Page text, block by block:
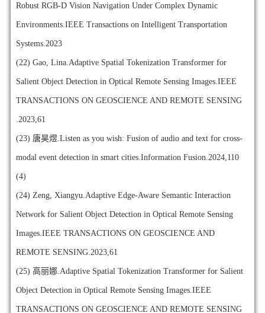
Robust RGB-D Vision Navigation Under Complex Dynamic
Environments.IEEE Transactions on Intelligent Transportation
Systems.2023
(22) Gao, Lina.Adaptive Spatial Tokenization Transformer for
Salient Object Detection in Optical Remote Sensing Images.IEEE
TRANSACTIONS ON GEOSCIENCE AND REMOTE SENSING
.2023,61
(23) 唐昊煜.Listen as you wish: Fusion of audio and text for cross-
modal event detection in smart cities.Information Fusion.2024,110
(4)
(24) Zeng, Xiangyu.Adaptive Edge-Aware Semantic Interaction
Network for Salient Object Detection in Optical Remote Sensing
Images.IEEE TRANSACTIONS ON GEOSCIENCE AND
REMOTE SENSING.2023,61
(25) 高丽娜.Adaptive Spatial Tokenization Transformer for Salient
Object Detection in Optical Remote Sensing Images.IEEE
TRANSACTIONS ON GEOSCIENCE AND REMOTE SENSING